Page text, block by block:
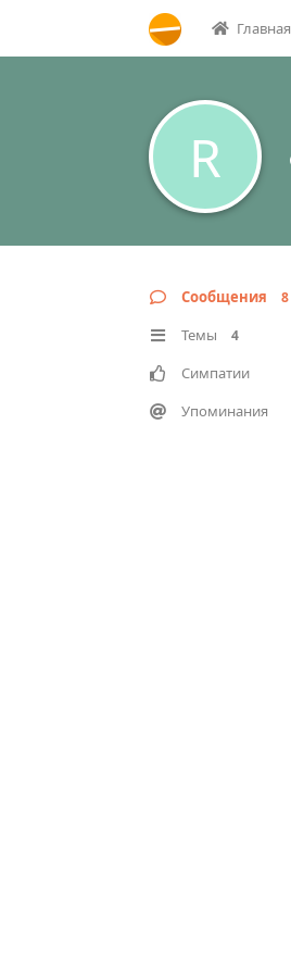
Главная
R
Сообщения 8
Темы 4
Симпатии
Упоминания